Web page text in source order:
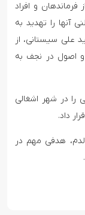
از فرماندهان و افراد
آنها را تهدید به
علی سیستانی، از
اصول در نجف به
را در شهر اشغالی
داد.
الدم، هدفی مهم در